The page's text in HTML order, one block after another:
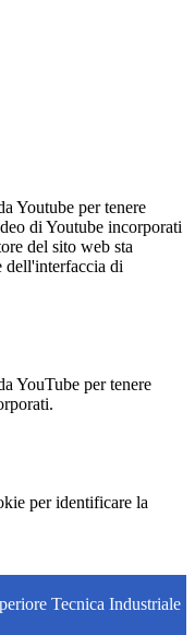
Youtube per tenere
di Youtube incorporati
del sito web sta
dell'interfaccia di
YouTube per tenere
per identificare la
Tecnica Industriale